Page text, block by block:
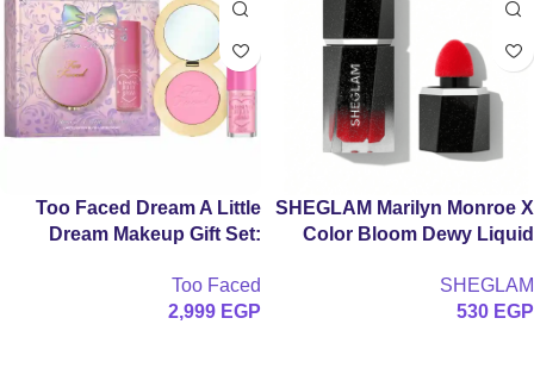
SHEGLAM Marilyn Monroe X
Color Bloom Dewy Liquid
SHEGLAM
530 EGP
Too Faced Dream A Little
Dream Makeup Gift Set:
Kissing Jelly Lip Oil
Too Faced
2,999 EGP